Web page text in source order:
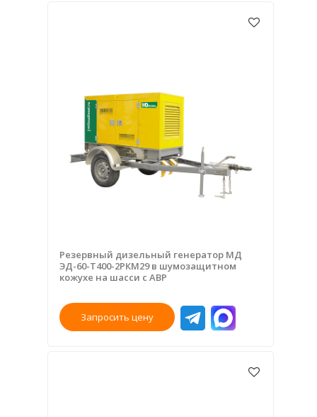
Резервный дизельный генератор МД
ЭД-60-Т400-2РКМ29 в шумозащитном
кожухе на шасси с АВР
Запросить цену